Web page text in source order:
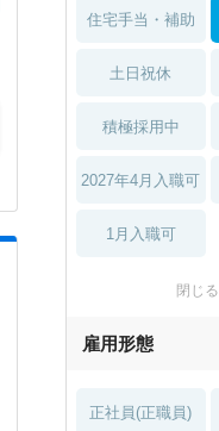
住宅手当・補助
土日祝休
積極採用中
2027年4月入職可
1月入職可
閉じる
雇用形態
正社員(正職員)